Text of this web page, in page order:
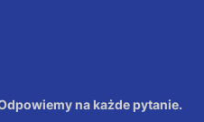
na każde pytanie.